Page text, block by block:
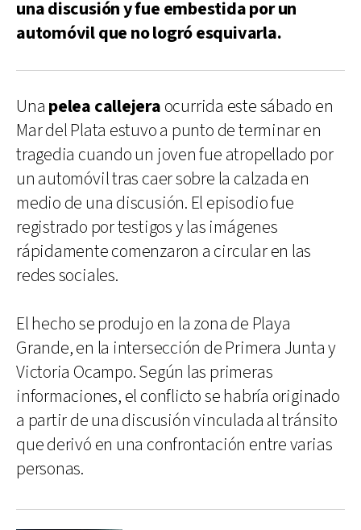
una discusión y fue embestida por un
automóvil que no logró esquivarla.
Una pelea callejera ocurrida este sábado en
Mar del Plata estuvo a punto de terminar en
tragedia cuando un joven fue atropellado por
un automóvil tras caer sobre la calzada en
medio de una discusión. El episodio fue
registrado por testigos y las imágenes
rápidamente comenzaron a circular en las
redes sociales.
El hecho se produjo en la zona de Playa
Grande, en la intersección de Primera Junta y
Victoria Ocampo. Según las primeras
informaciones, el conflicto se habría originado
a partir de una discusión vinculada al tránsito
que derivó en una confrontación entre varias
personas.